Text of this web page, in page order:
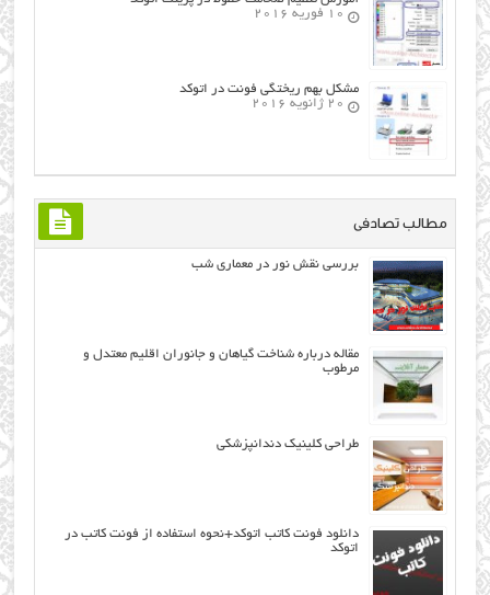
10 فوریه 2016
مشکل بهم ریختگی فونت در اتوکد
20 ژانویه 2016
مطالب تصادفی
بررسی نقش نور در معماری شب
مقاله درباره شناخت گیاهان و جانوران اقلیم معتدل و
مرطوب
طراحی کلینیک دندانپزشکی
دانلود فونت کاتب اتوکد+نحوه استفاده از فونت کاتب در
اتوکد